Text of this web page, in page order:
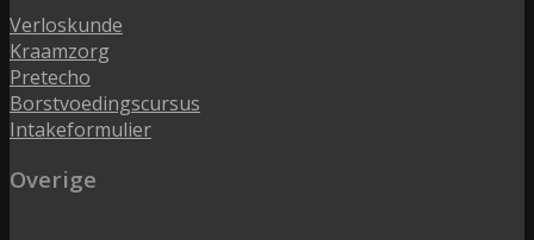
Verloskunde
Kraamzorg
Pretecho
Borstvoedingscursus
Intakeformulier
Overige